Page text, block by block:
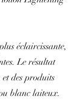
éclaircissante,
Le résultat
des produits
blanc laiteux.